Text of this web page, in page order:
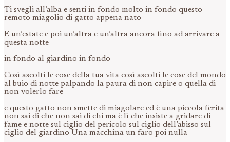
Ti svegli all’alba e senti in fondo molto in fondo questo
remoto miagolio di gatto appena nato
E un’estate e poi un’altra e un’altra ancora fino ad arrivare a
questa notte
in fondo al giardino in fondo
Così ascolti le cose della tua vita così ascolti le cose del mondo
al buio di notte palpando la paura di non capire o quella di
non volerlo fare
e questo gatto non smette di miagolare ed è una piccola ferita
non sai di che non sai di chi ma è lì che insiste a gridare di
fame e notte sul ciglio del pericolo sul ciglio dell’abisso sul
ciglio del giardino Una macchina un faro poi nulla